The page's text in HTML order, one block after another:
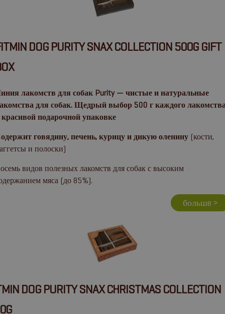
DOG PURITY SNAX COLLECTION 500G GIFT
лакомств для собак Purity — чистые и натуральные
для собак. Щедрый выбор 500 г каждого
подарочной упаковке
говядину, печень, курицу и дикую оленину (кости,
и полоски)
видов полезных лакомств для собак с высоким
мяса (до 85%).
большe >
DOG PURITY SNAX CHRISTMAS COLLECTION